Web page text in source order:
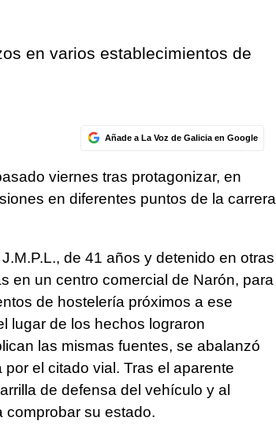
en varios establecimientos de
Añade a La Voz de Galicia en Google
viernes tras protagonizar, en
en diferentes puntos de la carrera
de 41 años y detenido en otras
en un centro comercial de Narón, para
de hostelería próximos a ese
lugar de los hechos lograron
las mismas fuentes, se abalanzó
el citado vial. Tras el aparente
de defensa del vehículo y al
comprobar su estado.